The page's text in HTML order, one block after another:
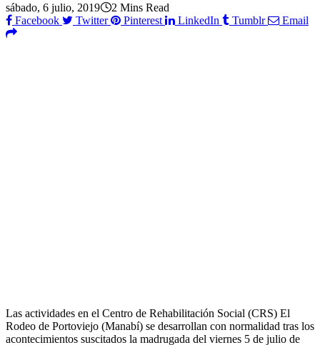
sábado, 6 julio, 2019
2 Mins Read
Facebook
Twitter Pinterest LinkedIn Tumblr Email
Las actividades en el Centro de Rehabilitación Social (CRS) El
Rodeo de Portoviejo (Manabí) se desarrollan con normalidad tras los
acontecimientos suscitados la madrugada del viernes 5 de julio de